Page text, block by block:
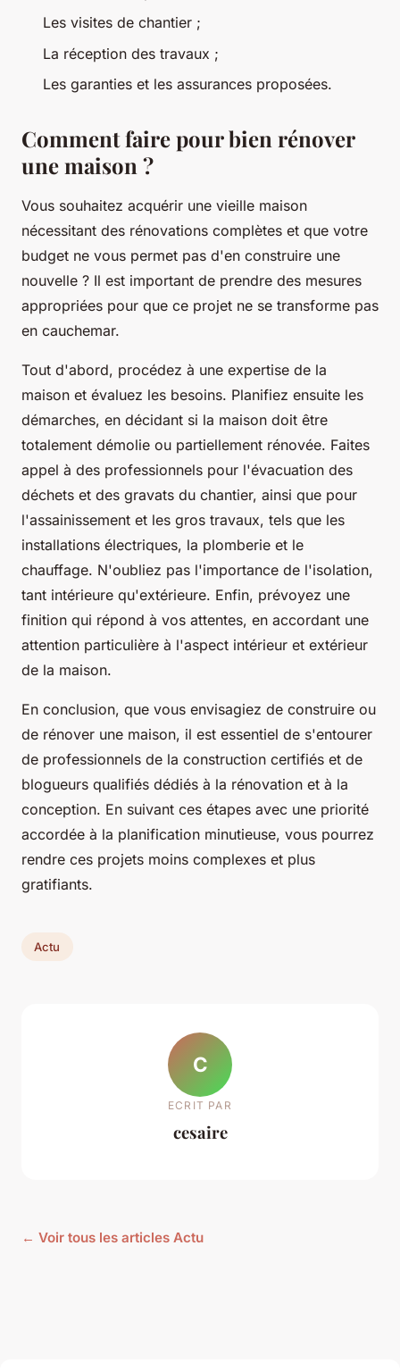
Les visites de chantier ;
La réception des travaux ;
Les garanties et les assurances proposées.
Comment faire pour bien rénover
une maison ?
Vous souhaitez acquérir une vieille maison
nécessitant des rénovations complètes et que votre
budget ne vous permet pas d'en construire une
nouvelle ? Il est important de prendre des mesures
appropriées pour que ce projet ne se transforme pas
en cauchemar.
Tout d'abord, procédez à une expertise de la
maison et évaluez les besoins. Planifiez ensuite les
démarches, en décidant si la maison doit être
totalement démolie ou partiellement rénovée. Faites
appel à des professionnels pour l'évacuation des
déchets et des gravats du chantier, ainsi que pour
l'assainissement et les gros travaux, tels que les
installations électriques, la plomberie et le
chauffage. N'oubliez pas l'importance de l'isolation,
tant intérieure qu'extérieure. Enfin, prévoyez une
finition qui répond à vos attentes, en accordant une
attention particulière à l'aspect intérieur et extérieur
de la maison.
En conclusion, que vous envisagiez de construire ou
de rénover une maison, il est essentiel de s'entourer
de professionnels de la construction certifiés et de
blogueurs qualifiés dédiés à la rénovation et à la
conception. En suivant ces étapes avec une priorité
accordée à la planification minutieuse, vous pourrez
rendre ces projets moins complexes et plus
gratifiants.
Actu
C
ECRIT PAR
cesaire
← Voir tous les articles Actu